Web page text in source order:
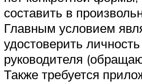
составить в
Главным условием
удостоверить личность
руководителя
Также требуется